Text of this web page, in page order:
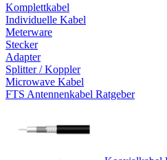
Komplettkabel
Individuelle Kabel
Meterware
Stecker
Adapter
Splitter / Koppler
Microwave Kabel
FTS Antennenkabel Ratgeber